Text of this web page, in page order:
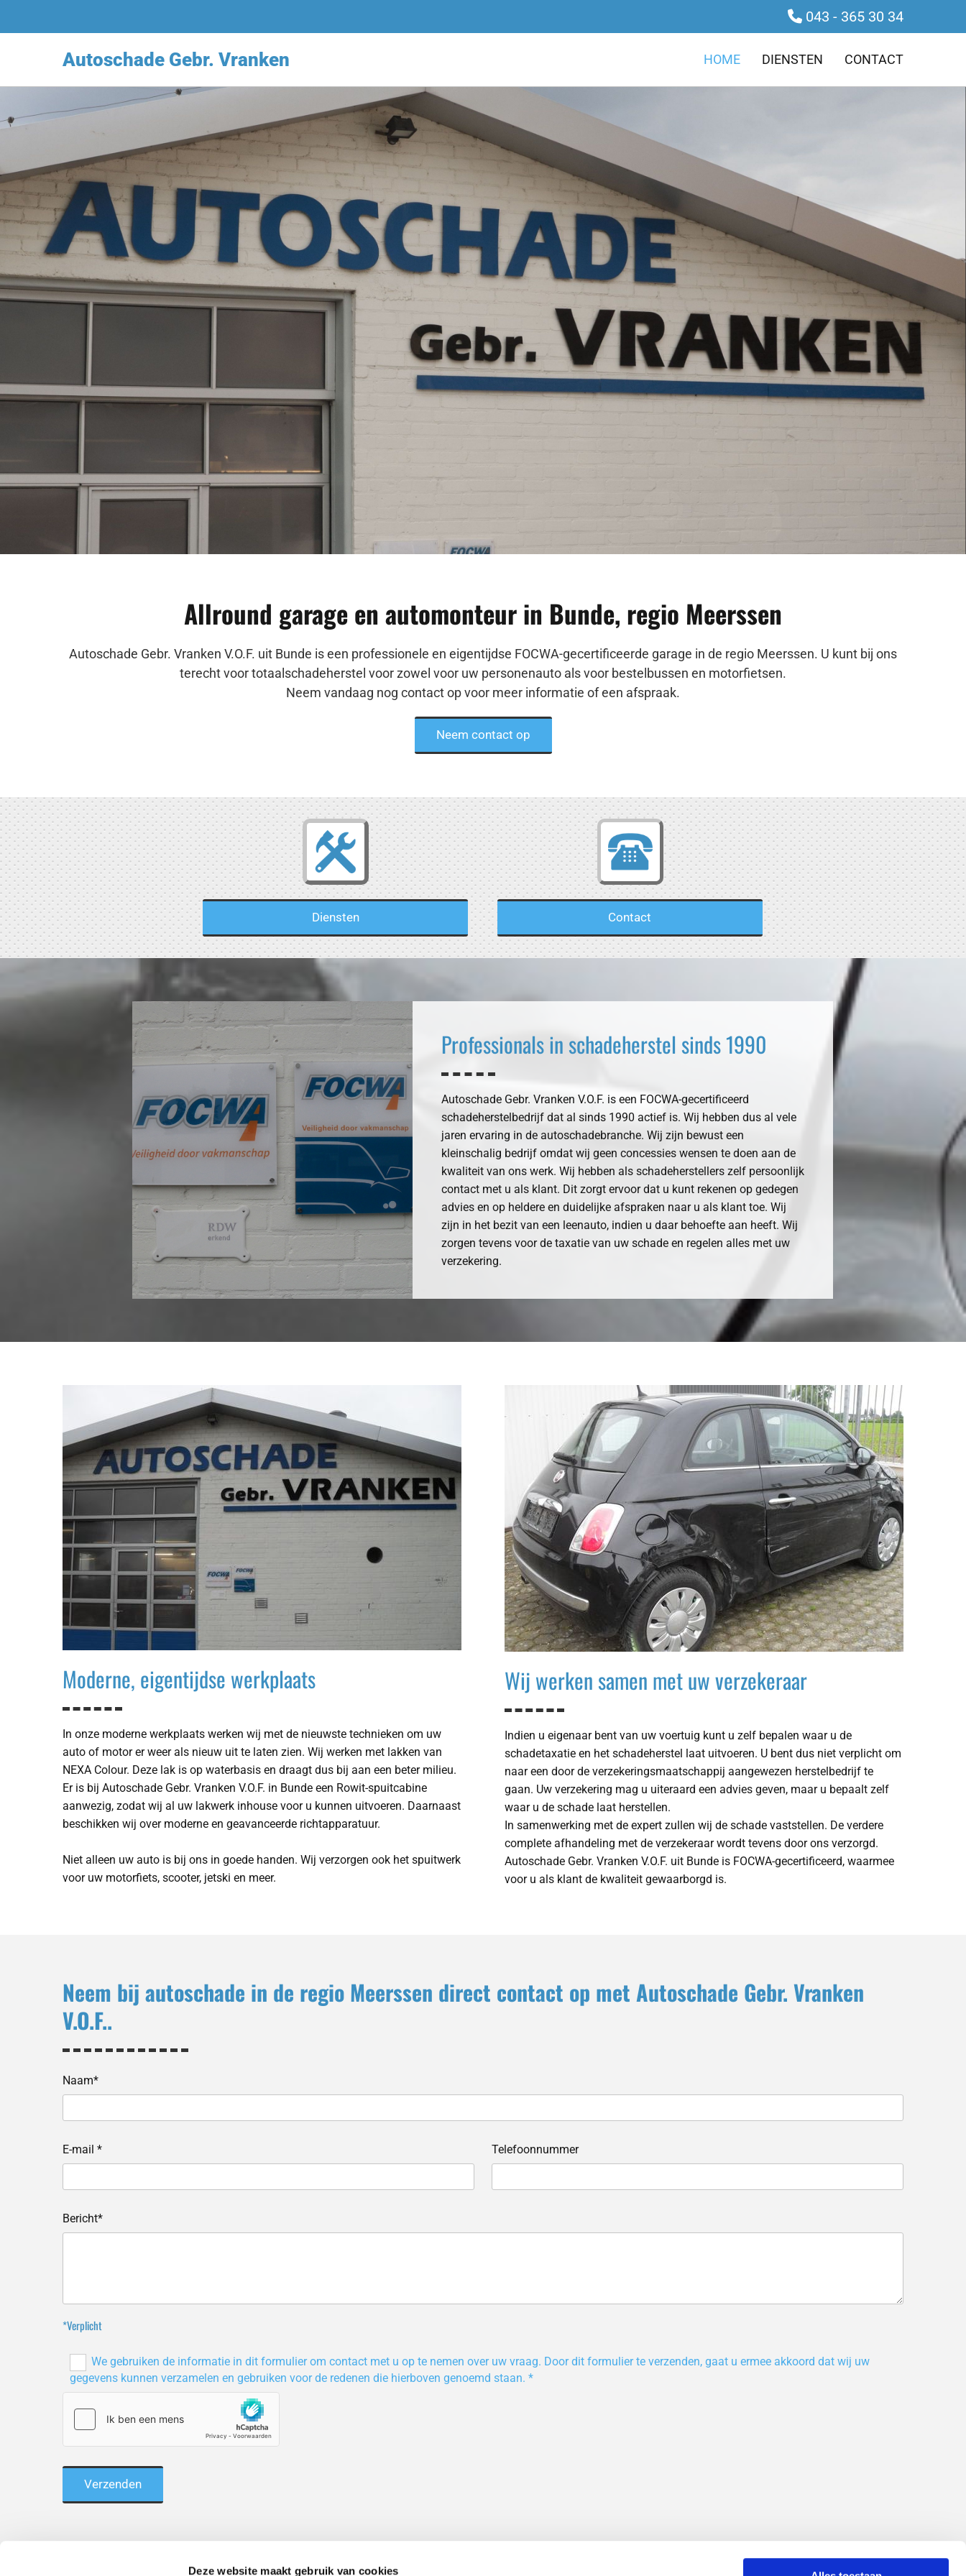
Deze website maakt gebruik van cookies
 043 - 365 30 34
Autoschade Gebr. Vranken HOME DIENSTEN CONTACT
Allround garage en automonteur in Bunde, regio Meerssen
Autoschade Gebr. Vranken V.O.F. uit Bunde is een professionele en eigentijdse FOCWA-gecertificeerde garage in de regio Meerssen. U kunt bij ons
terecht voor totaalschadeherstel voor zowel voor uw personenauto als voor bestelbussen en motorfietsen.
Neem vandaag nog contact op voor meer informatie of een afspraak.
Neem contact op
Diensten Contact
Professionals in schadeherstel sinds 1990
Autoschade Gebr. Vranken V.O.F. is een FOCWA-gecertificeerd
schadeherstelbedrijf dat al sinds 1990 actief is. Wij hebben dus al vele
jaren ervaring in de autoschadebranche. Wij zijn bewust een
kleinschalig bedrijf omdat wij geen concessies wensen te doen aan de
kwaliteit van ons werk. Wij hebben als schadeherstellers zelf persoonlijk
contact met u als klant. Dit zorgt ervoor dat u kunt rekenen op gedegen
advies en op heldere en duidelijke afspraken naar u als klant toe. Wij
zijn in het bezit van een leenauto, indien u daar behoefte aan heeft. Wij
zorgen tevens voor de taxatie van uw schade en regelen alles met uw
verzekering.
Moderne, eigentijdse werkplaats
In onze moderne werkplaats werken wij met de nieuwste technieken om uw
auto of motor er weer als nieuw uit te laten zien. Wij werken met lakken van
NEXA Colour. Deze lak is op waterbasis en draagt dus bij aan een beter milieu.
Er is bij Autoschade Gebr. Vranken V.O.F. in Bunde een Rowit-spuitcabine
aanwezig, zodat wij al uw lakwerk inhouse voor u kunnen uitvoeren. Daarnaast
beschikken wij over moderne en geavanceerde richtapparatuur.
Niet alleen uw auto is bij ons in goede handen. Wij verzorgen ook het spuitwerk
voor uw motorfiets, scooter, jetski en meer.
Wij werken samen met uw verzekeraar
Indien u eigenaar bent van uw voertuig kunt u zelf bepalen waar u de
schadetaxatie en het schadeherstel laat uitvoeren. U bent dus niet verplicht om
naar een door de verzekeringsmaatschappij aangewezen herstelbedrijf te
gaan. Uw verzekering mag u uiteraard een advies geven, maar u bepaalt zelf
waar u de schade laat herstellen.
In samenwerking met de expert zullen wij de schade vaststellen. De verdere
complete afhandeling met de verzekeraar wordt tevens door ons verzorgd.
Autoschade Gebr. Vranken V.O.F. uit Bunde is FOCWA-gecertificeerd, waarmee
voor u als klant de kwaliteit gewaarborgd is.
Neem bij autoschade in de regio Meerssen direct contact op met Autoschade Gebr. Vranken
V.O.F..
Naam*
E-mail * Telefoonnummer
Bericht*
*Verplicht
We gebruiken de informatie in dit formulier om contact met u op te nemen over uw vraag. Door dit formulier te verzenden, gaat u ermee akkoord dat wij uw
gegevens kunnen verzamelen en gebruiken voor de redenen die hierboven genoemd staan. *